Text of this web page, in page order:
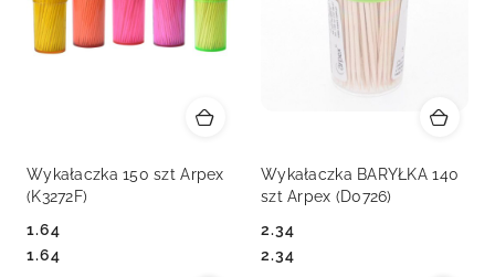
Wykałaczka 150 szt Arpex
(K3272F)
Cena:
1.64
Cena:
1.64
Wykałaczka BARYŁKA 140
szt Arpex (D0726)
Cena:
2.34
Cena:
2.34